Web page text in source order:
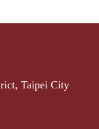
Taipei City